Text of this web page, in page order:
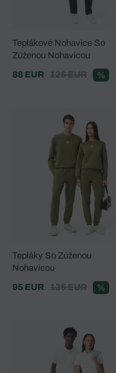
Teplákové Nohavice So
Zúženou Nohavicou
88 EUR
125 EUR %
Tepláky So Zúženou
Nohavicou
95 EUR
135 EUR %